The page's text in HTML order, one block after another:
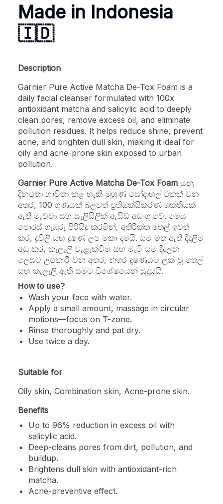
Made in Indonesia
🇮🇩
Description
Garnier Pure Active Matcha De-Tox Foam is a
daily facial cleanser formulated with 100x
antioxidant matcha and salicylic acid to deeply
clean pores, remove excess oil, and eliminate
pollution residues. It helps reduce shine, prevent
acne, and brighten dull skin, making it ideal for
oily and acne-prone skin exposed to urban
pollution.
Garnier Pure Active Matcha De-Tox Foam යනු
දිනපතා භාවිතා කළ හැකි මුහුණු සෝදාහල් එකක් වන
අතර, 100 ගුණයක් බලවත් ප්‍රතිඔක්සිකරණ ශක්තියක්
ඇති මැච්චා සහ සැලිසිලික් ඇසිඩ් අඩංගු වේ. මෙය
පොරස් ගැඹුරු පිරිසිදු කරමින්, අතිරික්ත තෙල් ඉවත්
කර, දූවිලි සහ දූෂණ ලප මකා දමයි. සම මත ඇති දිදුලීම
අඩු කර, කැලෑලි වැළැක්වීම සහ මැටි සම දිදුලන
ලෙසට උපකාරී වන අතර, නගර දූෂණයට ලක් වූ තෙල්
සහ කැලෑලි ඇති සමට විශේෂයෙන් සුදුසුයි.
How to use?
Wash your face with water.
Apply a small amount, massage in circular
motions—focus on T-zone.
Rinse thoroughly and pat dry.
Use twice a day.
Suitable for
Oily skin, Combination skin, Acne-prone skin.
Benefits
Up to 96% reduction in excess oil with
salicylic acid.
Deep-cleans pores from dirt, pollution, and
buildup.
Brightens dull skin with antioxidant-rich
matcha.
Acne-preventive effect.